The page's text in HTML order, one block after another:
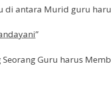
di antara Murid guru
”
Guru harus